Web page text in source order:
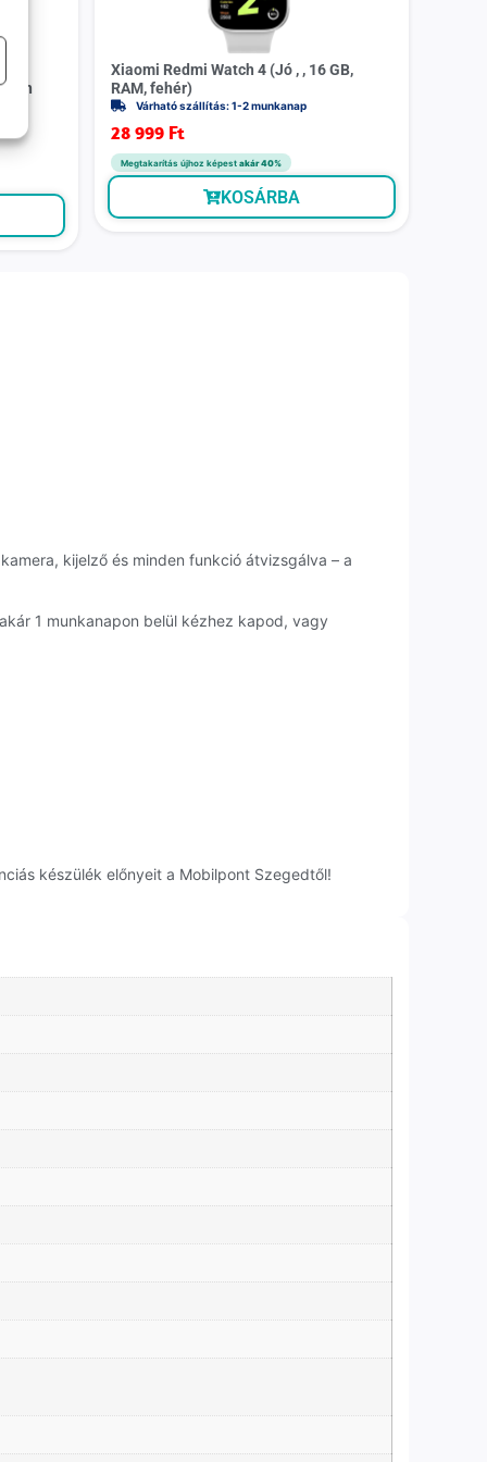
Xiaomi Redmi Watch 4 (Jó , , 16 GB,
RAM, fehér)
Várható szállítás: 1-2 munkanap
28 999 Ft
Megtakarítás újhoz képestakár 40%
KOSÁRBA
kijelző és minden funkció átvizsgálva – a
1 munkanapon belül kézhez kapod, vagy
készülék előnyeit a Mobilpont Szegedtől!